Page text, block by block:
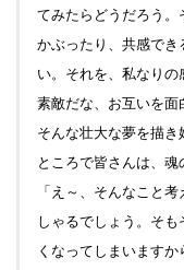
てみたらどう だろう。
かぶったり、共感でき
い。それを、私なりの
素敵だな、お互いを面
そんな壮大な夢を描き
ところで皆さんは、魂
「え～、そんなこと
しゃるでしょう。そ
くなってしまいますか